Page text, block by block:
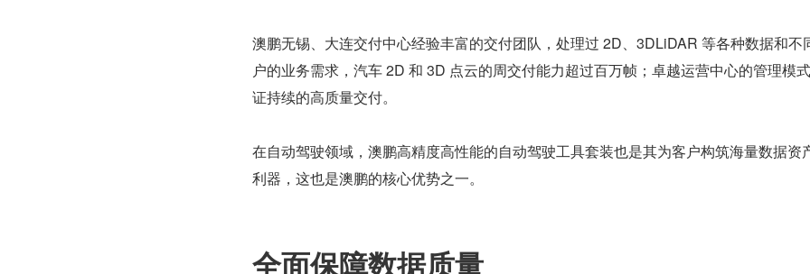
澳鹏无锡、大连交付中心经验丰富的交付团队，处理过 2D、3DLiDAR 等各种数据和不
户的业务需求，汽车 2D 和 3D 点云的周交付能力超过百万帧；卓越运营中心的管理模
证持续的高质量交付。
在自动驾驶领域，澳鹏高精度高性能的自动驾驶工具套装也是其为客户构筑海量数据资
利器，这也是澳鹏的核心优势之一。
全面保障数据质量